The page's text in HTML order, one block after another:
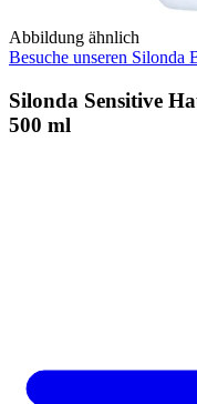
Abbildung ähnlich
Besuche unseren Silonda
Silonda Sensitive
500 ml